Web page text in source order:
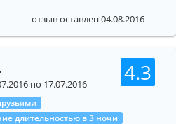
отзыв оставлен 04.08.2016
4.3
по 17.07.2016
длительностью в 3 ночи